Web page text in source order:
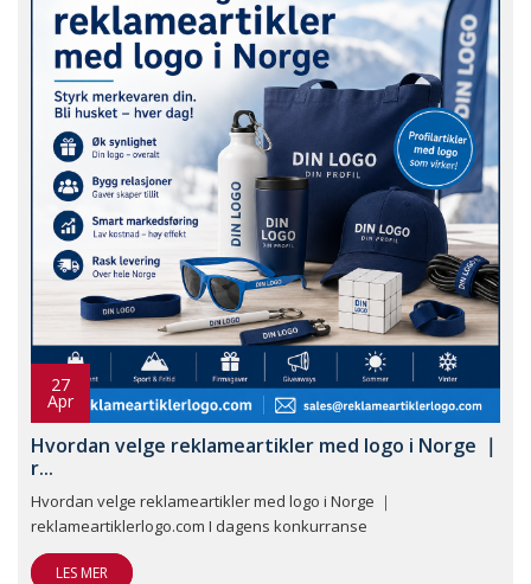
27
Apr
Hvordan velge reklameartikler med logo i Norge ｜
r...
Hvordan velge reklameartikler med logo i Norge ｜
reklameartiklerlogo.com I dagens konkurranse
LES MER